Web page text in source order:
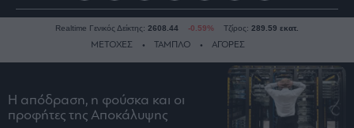
Ειδήσεις
Realtime Γενικός Δείκτης: 2608.44 -0.59% Τζίρος: 289.59 εκατ.
ΜΕΤΟΧΕΣ ΤΑΜΠΛΟ ΑΓΟΡΕΣ
Η απόδραση, η φούσκα και οι
προφήτες της Αποκάλυψης